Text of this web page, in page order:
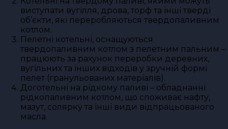
виступати вугілля, дрова, торф та інші тверді
об’єкти, які переробляються твердопаливним
котлом.
Пелетні котельні, оснащуються
твердопаливним котлом з пелетним пальним –
працюють за рахунок переробки деревних,
вугільних та інших відходів у зручній формі
пелет (гранульованих матеріалів).
Доготельні на рідкому паливі – обладнанні
рідкопаливним котлом, що споживає нафту,
мазут, солярку та інші види відпрацьованого
масла.